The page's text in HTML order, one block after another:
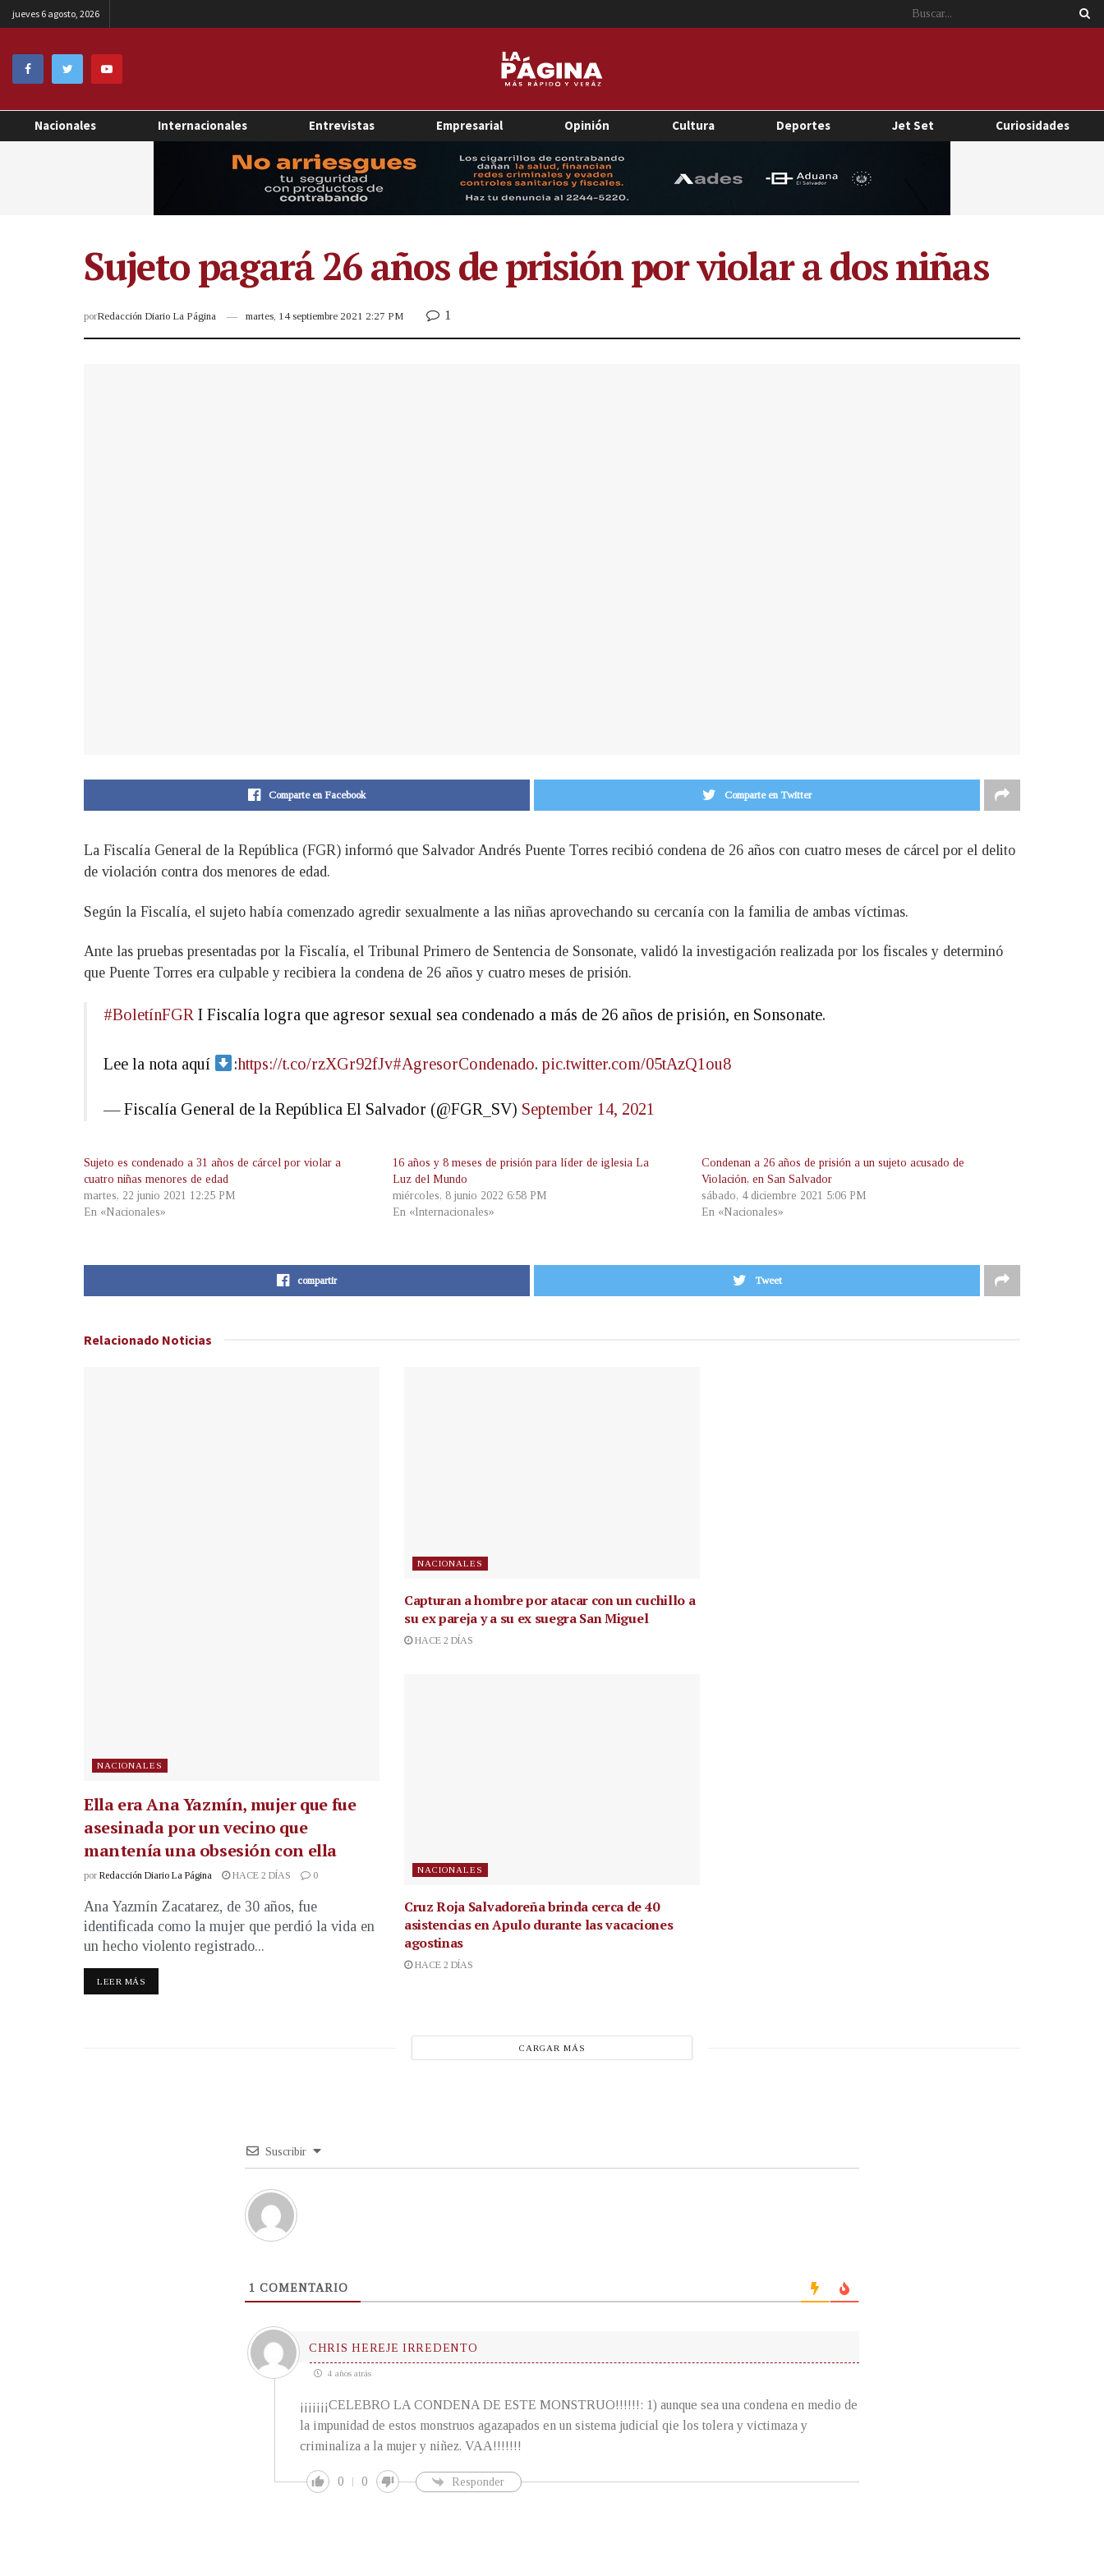
jueves 6 agosto, 2026
Nacionales Internacionales Entrevistas Empresarial Opinión Cultura Deportes Jet Set Curiosidades
Sujeto pagará 26 años de prisión por violar a dos niñas
porRedacción Diario La Página martes, 14 septiembre 2021 2:27 PM 1
Comparte en Facebook Comparte en Twitter
La Fiscalía General de la República (FGR) informó que Salvador Andrés Puente Torres recibió condena de 26 años con cuatro meses de cárcel por el delito
de violación contra dos menores de edad.
Según la Fiscalía, el sujeto había comenzado agredir sexualmente a las niñas aprovechando su cercanía con la familia de ambas víctimas.
Ante las pruebas presentadas por la Fiscalía, el Tribunal Primero de Sentencia de Sonsonate, validó la investigación realizada por los fiscales y determinó
que Puente Torres era culpable y recibiera la condena de 26 años y cuatro meses de prisión.
#BoletínFGR I Fiscalía logra que agresor sexual sea condenado a más de 26 años de prisión, en Sonsonate.
Lee la nota aquí :https://t.co/rzXGr92fJv#AgresorCondenado. pic.twitter.com/05tAzQ1ou8
— Fiscalía General de la República El Salvador (@FGR_SV) September 14, 2021
Sujeto es condenado a 31 años de cárcel por violar a
cuatro niñas menores de edad
martes, 22 junio 2021 12:25 PM
En «Nacionales»
16 años y 8 meses de prisión para líder de iglesia La
Luz del Mundo
miércoles, 8 junio 2022 6:58 PM
En «Internacionales»
Condenan a 26 años de prisión a un sujeto acusado de
Violación, en San Salvador
sábado, 4 diciembre 2021 5:06 PM
En «Nacionales»
compartir Tweet
Relacionado Noticias
NACIONALES
Ella era Ana Yazmín, mujer que fue
asesinada por un vecino que
mantenía una obsesión con ella
por Redacción Diario La Página HACE 2 DÍAS 0
Ana Yazmín Zacatarez, de 30 años, fue
identificada como la mujer que perdió la vida en
un hecho violento registrado...
LEER MÁS
NACIONALES
Capturan a hombre por atacar con un cuchillo a
su ex pareja y a su ex suegra San Miguel
HACE 2 DÍAS
NACIONALES
Cruz Roja Salvadoreña brinda cerca de 40
asistencias en Apulo durante las vacaciones
agostinas
HACE 2 DÍAS
CARGAR MÁS
Suscribir
1 COMENTARIO
CHRIS HEREJE IRREDENTO
4 años atrás
¡¡¡¡¡¡¡CELEBRO LA CONDENA DE ESTE MONSTRUO!!!!!!: 1) aunque sea una condena en medio de
la impunidad de estos monstruos agazapados en un sistema judicial qie los tolera y victimaza y
criminaliza a la mujer y niñez. VAA!!!!!!!
0 0 Responder